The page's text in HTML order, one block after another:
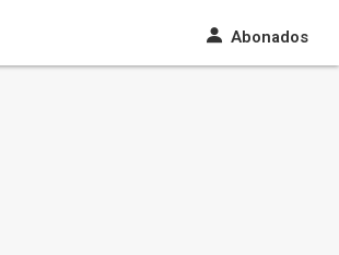
Abonados